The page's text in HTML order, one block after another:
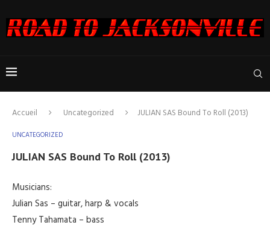
Accueil Uncategorized JULIAN SAS Bound To Roll (2013)
UNCATEGORIZED
JULIAN SAS Bound To Roll (2013)
Musicians:
Julian Sas – guitar, harp & vocals
Tenny Tahamata – bass